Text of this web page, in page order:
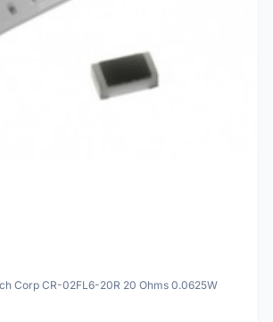
Corp CR-02FL6-20R 20 Ohms 0.0625W